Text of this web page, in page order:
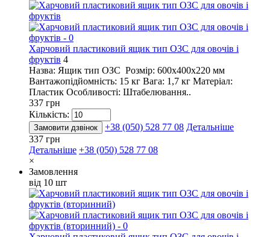
Харчовий пластиковий ящик тип ОЗС для овочів і
фруктів 4
Назва: Ящик тип ОЗС Розмір: 600х400х220 мм
Вантажопідйомність: 15 кг Вага: 1,7 кг Матеріал:
Пластик Особливості: Штабелювання..
337 грн
Кількість:
Замовити дзвінок +38 (050) 528 77 08 Детальніше
337 грн
Детальніше +38 (050) 528 77 08
×
Замовлення
від 10 шт